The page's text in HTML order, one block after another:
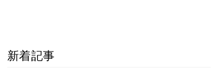
新着記事